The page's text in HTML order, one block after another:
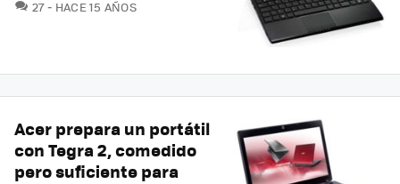
27COMENTARIOS
HACE 15 AÑOS
Acer prepara un portátil
con Tegra 2, comedido
pero suficiente para